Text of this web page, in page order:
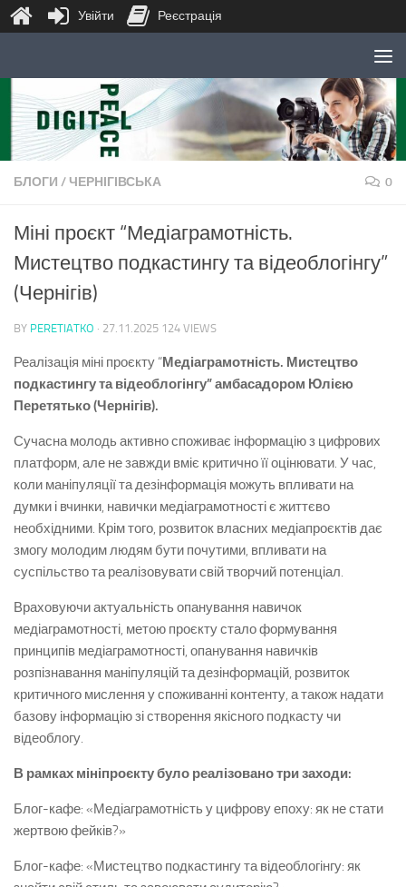
Skip to content
БЛОГИ / ЧЕРНІГІВСЬКА 0
Міні проєкт “Медіаграмотність.
Мистецтво подкастингу та відеоблогінгу”
(Чернігів)
BY PERETIATKO · 27.11.2025 124 VIEWS
Реалізація міні проєкту “Медіаграмотність. Мистецтво
подкастингу та відеоблогінгу”амбасадором Юлією
Перетятько (Чернігів).
Сучасна молодь активно споживає інформацію з цифрових
платформ, але не завжди вміє критично її оцінювати. У час,
коли маніпуляції та дезінформація можуть впливати на
думки і вчинки, навички медіаграмотності є життєво
необхідними. Крім того, розвиток власних медіапроєктів дає
змогу молодим людям бути почутими, впливати на
суспільство та реалізовувати свій творчий потенціал.
Враховуючи актуальність опанування навичок
медіаграмотності, метою проєкту стало формування
принципів медіаграмотності, опанування навичків
розпізнавання маніпуляцій та дезінформацій, розвиток
критичного мислення у споживанні контенту, а також надати
базову інформацію зі створення якісного подкасту чи
відеоблогу.
В рамках мініпроєкту було реалізовано три заходи:
Блог-кафе: «Медіаграмотність у цифрову епоху: як не стати
жертвою фейків?»
Блог-кафе: «Мистецтво подкастингу та відеоблогінгу: як
Увійти Реєстрація